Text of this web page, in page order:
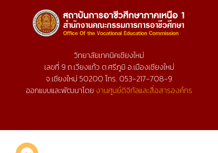
วิทยาลัยเทคนิคเชียงใหม่
เลขที่ 9 ถ.เวียงแก้ว ต.ศรีภูมิ อ.เมืองเชียงใหม่
จ.เชียงใหม่ 50200 โทร. 053-217-708-9
ออกแบบและพัฒนาโดย งานศูนย์ดิจิทัลและสื่อสารองค์กร